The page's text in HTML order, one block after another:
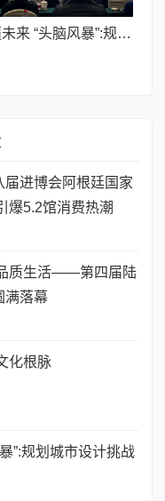
南疆未来 “头脑风暴”:规划城市设计挑战赛启动会侧记
届进博会阿根廷国家
爆5.2馆消费热潮
质生活——第四届陆
满落幕
化根脉
”:规划城市设计挑战